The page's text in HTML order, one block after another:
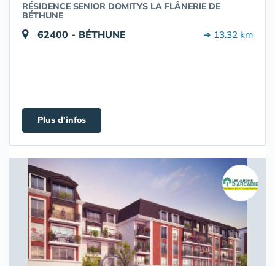
RÉSIDENCE SENIOR DOMITYS LA FLÂNERIE DE
BÉTHUNE
62400 - BÉTHUNE ➔ 13.32 km
Plus d'infos